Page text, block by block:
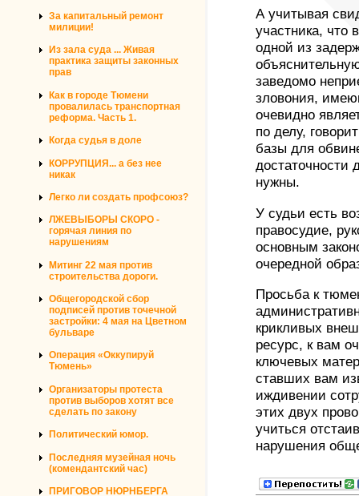
За капитальный ремонт
милиции!
Из зала суда ... Живая
практика защиты законных
прав
Как в городе Тюмени
провалилась транспортная
реформа. Часть 1.
Когда судья в доле
КОРРУПЦИЯ... а без нее
никак
Легко ли создать профсоюз?
ЛЖЕВЫБОРЫ СКОРО -
горячая линия по
нарушениям
Митинг 22 мая против
строительства дороги.
Общегородской сбор
подписей против точечной
застройки: 4 мая на Цветном
бульваре
Операция «Оккупируй
Тюмень»
Организаторы протеста
против выборов хотят все
сделать по закону
Политический юмор.
Последняя музейная ночь
(комендантский час)
ПРИГОВОР НЮРНБЕРГА
А учитывая
участника, что
одной из
заведомо
зловония,
очевидно
по делу,
базы для
достаточности
нужны.
У судьи есть
правосудие,
основным
очередной
Просьба к
крикливых
ресурс, к вам
ключевых
ставших вам
иждивении
этих двух
учиться
нарушения